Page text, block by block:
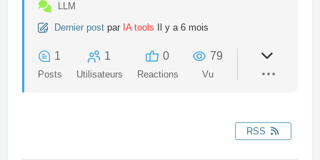
LLM
Dernier post par IA tools Il y a 6 mois
1
Posts
1
Utilisateurs
0
Reactions
79
Vu
RSS